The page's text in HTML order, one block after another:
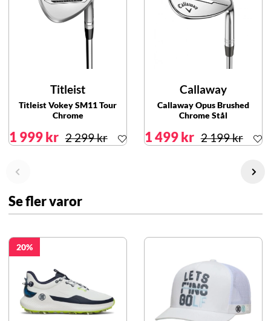
Titleist
Titleist Vokey SM11 Tour
Chrome
1 999 kr 2 299 kr
Callaway
Callaway Opus Brushed
Chrome Stål
1 499 kr 2 199 kr
Se fler varor
20